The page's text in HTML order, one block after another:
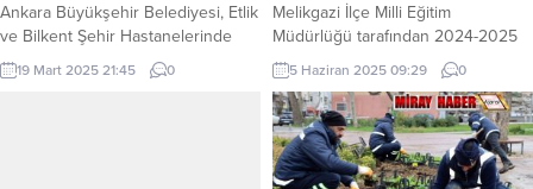
Ankara Büyükşehir Belediyesi, Etlik
ve Bilkent Şehir Hastanelerinde
sahur vakti vatandaşlara sıcak
çorba, kumanya ve kahvaltı
19 Mart 2025 21:45 0
Melikgazi İlçe Milli Eğitim
Müdürlüğü tarafından 2024-2025
Eğitim-Öğretim Yılı boyunca
binlerce öğrencinin yeteneklerinin
sergilendiği “Sen Yaparsın
Melikgazi” etkinliğinin ödül töreni
Sabancı Kültür Merkezi’nde
gerçekleşti. KAYSERİ (İGFA) – 8 ay
5 Haziran 2025 09:29 0